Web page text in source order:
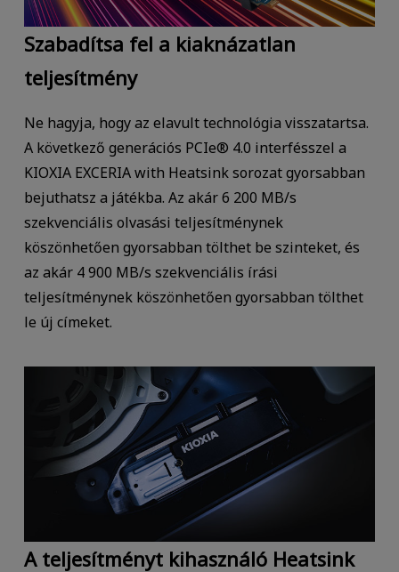
Szabadítsa fel a kiaknázatlan
teljesítmény
Ne hagyja, hogy az elavult technológia visszatartsa.
A következő generációs PCIe® 4.0 interfésszel a
KIOXIA EXCERIA with Heatsink sorozat gyorsabban
bejuthatsz a játékba. Az akár 6 200 MB/s
szekvenciális olvasási teljesítménynek
köszönhetően gyorsabban tölthet be szinteket, és
az akár 4 900 MB/s szekvenciális írási
teljesítménynek köszönhetően gyorsabban tölthet
le új címeket.
A teljesítményt kihasználó Heatsink